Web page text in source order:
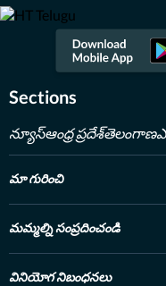
Sections
న్యూస్ఆంధ్ర ప్రదేశ్తెలంగాణ
మా గురించి
మమ్మల్ని సంప్రదించండి
వినియోగ నిబంధనలు